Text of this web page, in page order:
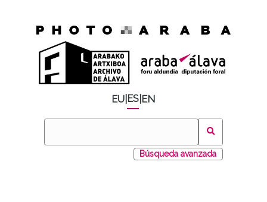
EU ES EN
Búsqueda avanzada